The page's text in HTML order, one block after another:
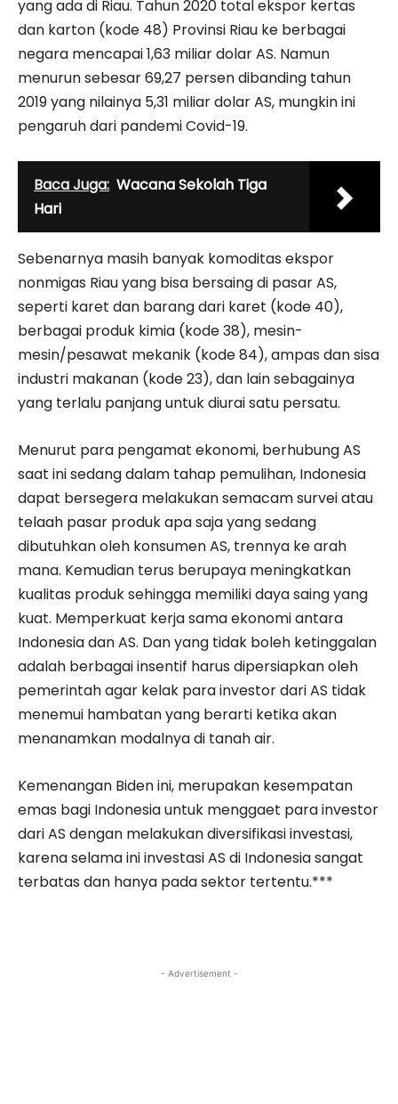
yang ada di Riau. Tahun 2020 total ekspor kertas
dan karton (kode 48) Provinsi Riau ke berbagai
negara mencapai 1,63 miliar dolar AS. Namun
menurun sebesar 69,27 persen dibanding tahun
2019 yang nilainya 5,31 miliar dolar AS, mungkin ini
pengaruh dari pandemi Covid-19.
Baca Juga: Wacana Sekolah Tiga
Hari
Sebenarnya masih banyak komoditas ekspor
nonmigas Riau yang bisa bersaing di pasar AS,
seperti karet dan barang dari karet (kode 40),
berbagai produk kimia (kode 38), mesin-
mesin/pesawat mekanik (kode 84), ampas dan sisa
industri makanan (kode 23), dan lain sebagainya
yang terlalu panjang untuk diurai satu persatu.
Menurut para pengamat ekonomi, berhubung AS
saat ini sedang dalam tahap pemulihan, Indonesia
dapat bersegera melakukan semacam survei atau
telaah pasar produk apa saja yang sedang
dibutuhkan oleh konsumen AS, trennya ke arah
mana. Kemudian terus berupaya meningkatkan
kualitas produk sehingga memiliki daya saing yang
kuat. Memperkuat kerja sama ekonomi antara
Indonesia dan AS. Dan yang tidak boleh ketinggalan
adalah berbagai insentif harus dipersiapkan oleh
pemerintah agar kelak para investor dari AS tidak
menemui hambatan yang berarti ketika akan
menanamkan modalnya di tanah air.
Kemenangan Biden ini, merupakan kesempatan
emas bagi Indonesia untuk menggaet para investor
dari AS dengan melakukan diversifikasi investasi,
karena selama ini investasi AS di Indonesia sangat
terbatas dan hanya pada sektor tertentu.***
- Advertisement -